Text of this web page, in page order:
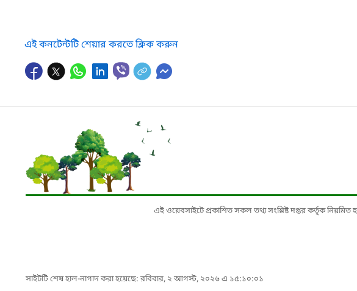
এই কনটেন্টটি শেয়ার করতে ক্লিক করুন
এই ওয়েবসাইটে প্রকাশিত সকল তথ্য সংশ্লিষ্ট দপ্তর কর্তৃক নিয়মিত
সাইটটি শেষ হাল-নাগাদ করা হয়েছে: রবিবার, ২ আগস্ট, ২০২৬ এ ১৫:১০:০১